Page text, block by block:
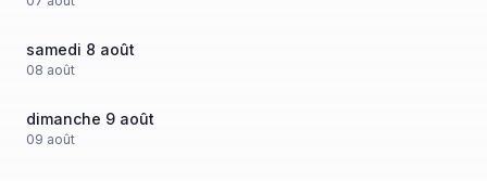
samedi 8 août
08 août
dimanche 9 août
09 août